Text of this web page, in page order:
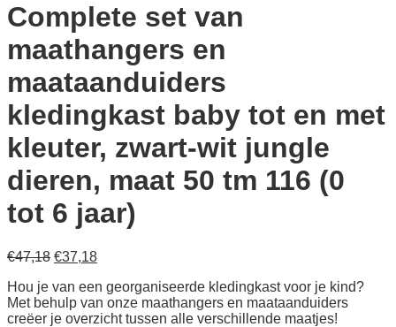
Complete set van
maathangers en
maataanduiders
kledingkast baby tot en met
kleuter, zwart-wit jungle
dieren, maat 50 tm 116 (0
tot 6 jaar)
€47,18 Oorspronkelijke
was:
€47,18.
€37,18Huidige
is:
€37,18.
Hou je van een georganiseerde kledingkast voor je kind?
Met behulp van onze maathangers en maataanduiders
creëer je overzicht tussen alle verschillende maatjes!